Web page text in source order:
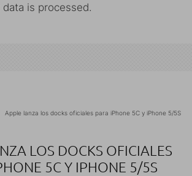
is processed.
Apple lanza los docks oficiales para iPhone 5C y iPhone 5/5S
LOS DOCKS OFICIALES
5C Y IPHONE 5/5S